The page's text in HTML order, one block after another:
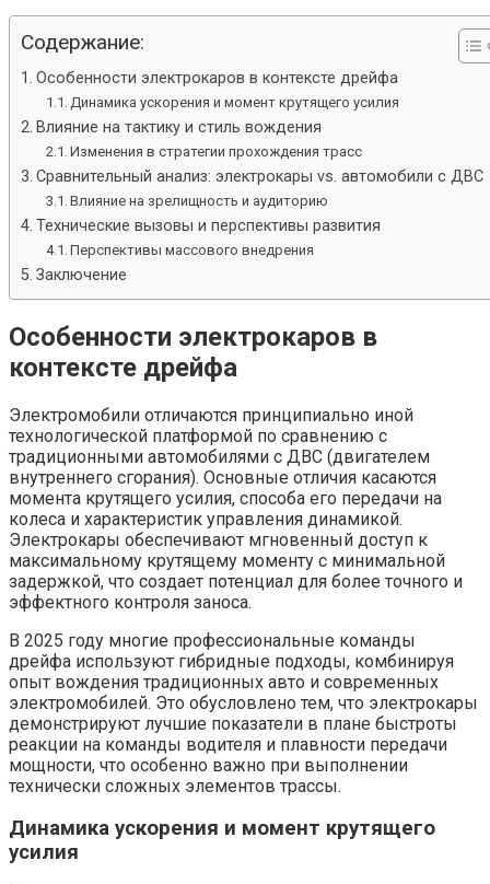
Содержание:
Особенности электрокаров в контексте дрейфа
Динамика ускорения и момент крутящего усилия
Влияние на тактику и стиль вождения
Изменения в стратегии прохождения трасс
Сравнительный анализ: электрокары vs. автомобили с ДВС
Влияние на зрелищность и аудиторию
Технические вызовы и перспективы развития
Перспективы массового внедрения
Заключение
Особенности электрокаров в
контексте дрейфа
Электромобили отличаются принципиально иной
технологической платформой по сравнению с
традиционными автомобилями с ДВС (двигателем
внутреннего сгорания). Основные отличия касаются
момента крутящего усилия, способа его передачи на
колеса и характеристик управления динамикой.
Электрокары обеспечивают мгновенный доступ к
максимальному крутящему моменту с минимальной
задержкой, что создает потенциал для более точного и
эффектного контроля заноса.
В 2025 году многие профессиональные команды
дрейфа используют гибридные подходы, комбинируя
опыт вождения традиционных авто и современных
электромобилей. Это обусловлено тем, что электрокары
демонстрируют лучшие показатели в плане быстроты
реакции на команды водителя и плавности передачи
мощности, что особенно важно при выполнении
технически сложных элементов трассы.
Динамика ускорения и момент крутящего
усилия